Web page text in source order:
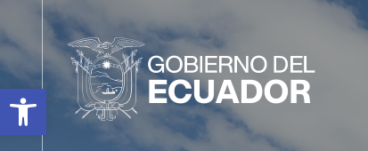
Open toolbar